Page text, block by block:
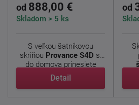
od 888,00 €
Skladom > 5 ks
S veľkou šatníkovou
skriňou Provance S4D si
do domova prinesiete
kúsok ...
Detail
od